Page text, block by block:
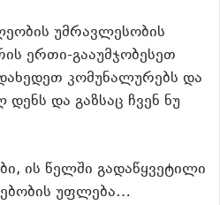
უმრავლესობის
ერთი-გააუმჯობესეთ
კომუნალურებს და
და გაზსაც ჩვენ ნუ
ის წელში გადაწყვეტილი
უფლება…